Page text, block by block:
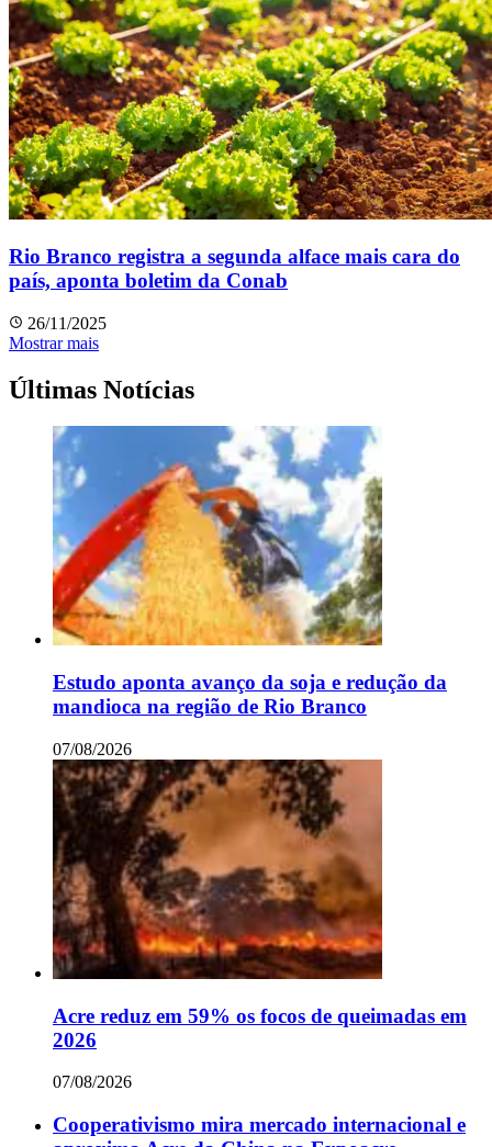
Rio Branco registra a segunda alface mais cara do
país, aponta boletim da Conab
26/11/2025
Mostrar mais
Últimas Notícias
Estudo aponta avanço da soja e redução da
mandioca na região de Rio Branco
07/08/2026
Acre reduz em 59% os focos de queimadas em
2026
07/08/2026
Cooperativismo mira mercado internacional e